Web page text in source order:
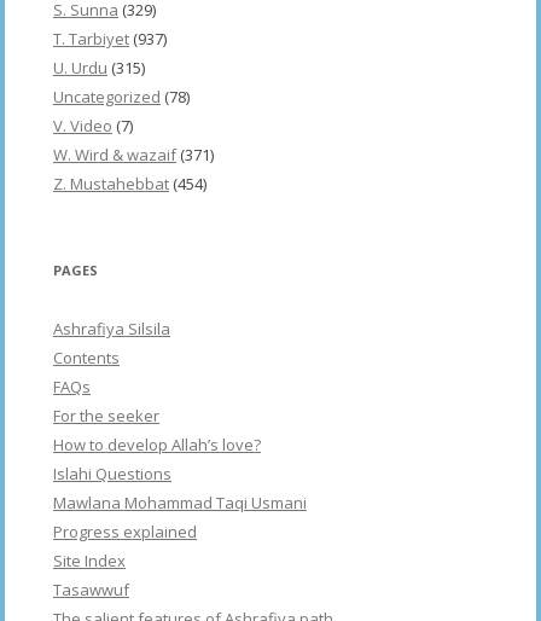
S. Sunna (329)
T. Tarbiyet (937)
U. Urdu (315)
Uncategorized (78)
V. Video (7)
W. Wird & wazaif(371)
Z. Mustahebbat (454)
PAGES
Ashrafiya Silsila
Contents
FAQs
For the seeker
How to develop Allah’s love?
Islahi Questions
Mawlana Mohammad Taqi Usmani
Progress explained
Site Index
Tasawwuf